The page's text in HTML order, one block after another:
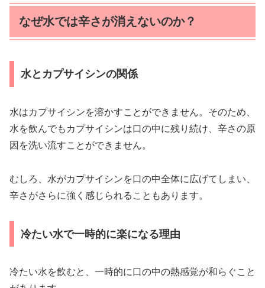
なぜ水では辛さが消えないのか？
水とカプサイシンの関係
水はカプサイシンを溶かすことができません。そのため、
水を飲んでもカプサイシンは口の中に残り続け、辛さの原
因を洗い流すことができません。
むしろ、水がカプサイシンを口の中全体に広げてしまい、
辛さがさらに強く感じられることもあります。
冷たい水で一時的に楽になる理由
冷たい水を飲むと、一時的に口の中の熱感覚が和らぐこと